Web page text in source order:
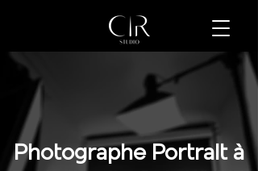
Photographe Portrait à